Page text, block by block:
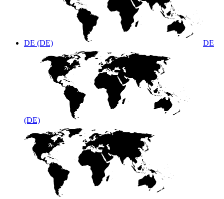
DE (DE) DE
(DE)